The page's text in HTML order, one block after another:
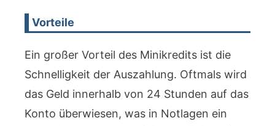
Vorteile
Ein großer Vorteil des Minikredits ist die
Schnelligkeit der Auszahlung. Oftmals wird
das Geld innerhalb von 24 Stunden auf das
Konto überwiesen, was in Notlagen ein